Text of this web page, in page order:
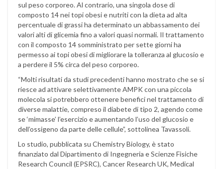
sul peso corporeo. Al contrario, una singola dose di
composto 14 nei topi obesi e nutriti con la dieta ad alta
percentuale di grassi ha determinato un abbassamento dei
valori alti di glicemia fino a valori quasi normali. Il trattamento
con il composto 14 somministrato per sette giorni ha
permesso ai topi obesi di migliorare la tolleranza al glucosio e
a perdere il 5% circa del peso corporeo.
“Molti risultati da studi precedenti hanno mostrato che se si
riesce ad attivare selettivamente AMPK con una piccola
molecola si potrebbero ottenere benefici nel trattamento di
diverse malattie, compreso il diabete di tipo 2, agendo come
se ‘mimasse’ l’esercizio e aumentando l’uso del glucosio e
dell’ossigeno da parte delle cellule”, sottolinea Tavassoli.
Lo studio, pubblicata su Chemistry Biology, è stato
finanziato dal Dipartimento di Ingegneria e Scienze Fisiche
Research Council (EPSRC), Cancer Research UK, Medical